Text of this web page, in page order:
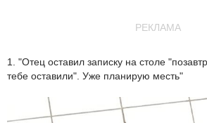
РЕКЛАМА
1. "Отец оставил записку на столе
тебе оставили". Уже планирую месть"